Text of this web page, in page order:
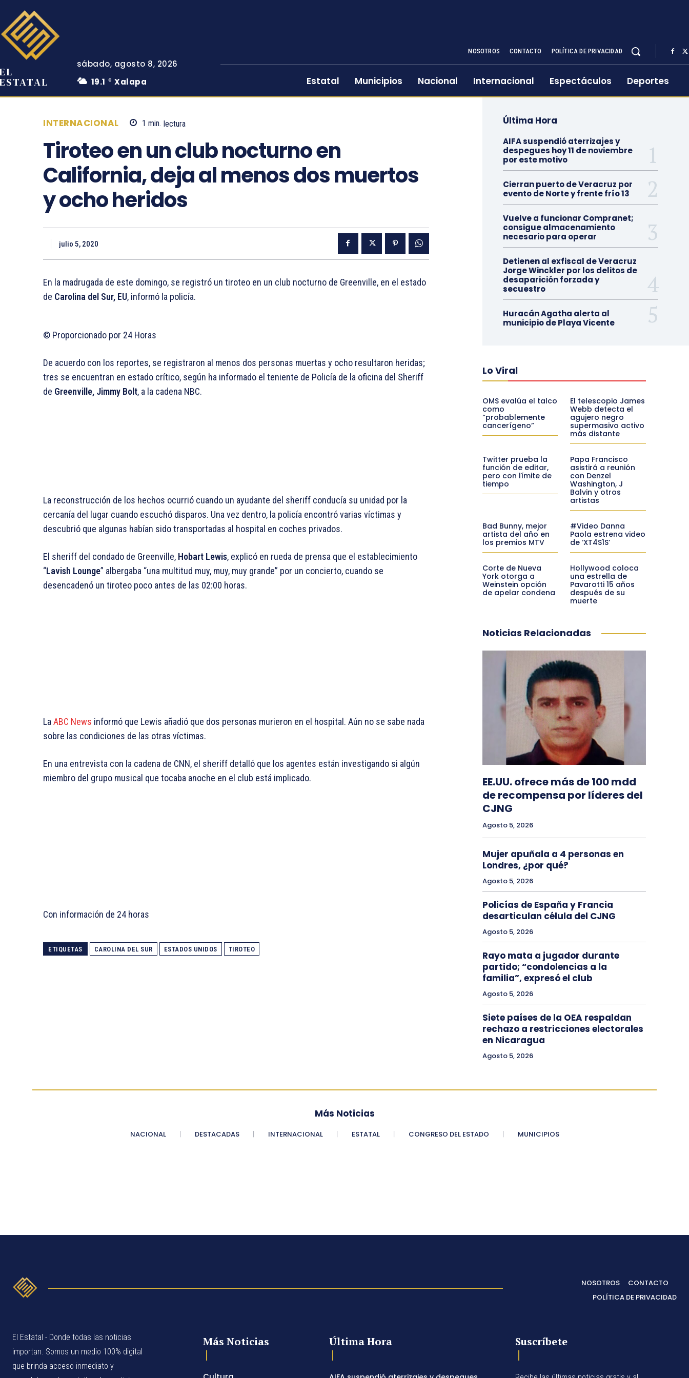
EL
ESTATAL
sábado, agosto 8, 2026
19.1
C Xalapa
NOSOTROS CONTACTO POLÍTICA DE PRIVACIDAD
Estatal Municipios Nacional Internacional Espectáculos Deportes
INTERNACIONAL 1 min. lectura
Tiroteo en un club nocturno en
California, deja al menos dos muertos
y ocho heridos
julio 5, 2020
En la madrugada de este domingo, se registró un tiroteo en un club nocturno de Greenville, en el estado
de Carolina del Sur, EU, informó la policía.
© Proporcionado por 24 Horas
De acuerdo con los reportes, se registraron al menos dos personas muertas y ocho resultaron heridas;
tres se encuentran en estado crítico, según ha informado el teniente de Policía de la oficina del Sheriff
de Greenville, Jimmy Bolt, a la cadena NBC.
La reconstrucción de los hechos ocurrió cuando un ayudante del sheriff conducía su unidad por la
cercanía del lugar cuando escuchó disparos. Una vez dentro, la policía encontró varias víctimas y
descubrió que algunas habían sido transportadas al hospital en coches privados.
El sheriff del condado de Greenville, Hobart Lewis, explicó en rueda de prensa que el establecimiento
“Lavish Lounge” albergaba “una multitud muy, muy, muy grande” por un concierto, cuando se
desencadenó un tiroteo poco antes de las 02:00 horas.
La ABC News informó que Lewis añadió que dos personas murieron en el hospital. Aún no se sabe nada
sobre las condiciones de las otras víctimas.
En una entrevista con la cadena de CNN, el sheriff detalló que los agentes están investigando si algún
miembro del grupo musical que tocaba anoche en el club está implicado.
Con información de 24 horas
ETIQUETAS CAROLINA DEL SUR ESTADOS UNIDOS TIROTEO
Última Hora
AIFA suspendió aterrizajes y
despegues hoy 11 de noviembre
por este motivo
Cierran puerto de Veracruz por
evento de Norte y frente frío 13
Vuelve a funcionar Compranet;
consigue almacenamiento
necesario para operar
Detienen al exfiscal de Veracruz
Jorge Winckler por los delitos de
desaparición forzada y
secuestro
Huracán Agatha alerta al
municipio de Playa Vicente
Lo Viral
OMS evalúa el talco
como
“probablemente
cancerígeno”
El telescopio James
Webb detecta el
agujero negro
supermasivo activo
más distante
Twitter prueba la
función de editar,
pero con límite de
tiempo
Papa Francisco
asistirá a reunión
con Denzel
Washington, J
Balvin y otros
artistas
Bad Bunny, mejor
artista del año en
los premios MTV
#Video Danna
Paola estrena video
de ‘XT4S1S’
Corte de Nueva
York otorga a
Weinstein opción
de apelar condena
Hollywood coloca
una estrella de
Pavarotti 15 años
después de su
muerte
Noticias Relacionadas
EE.UU. ofrece más de 100 mdd
de recompensa por líderes del
CJNG
Agosto 5, 2026
Mujer apuñala a 4 personas en
Londres, ¿por qué?
Agosto 5, 2026
Policías de España y Francia
desarticulan célula del CJNG
Agosto 5, 2026
Rayo mata a jugador durante
partido; “condolencias a la
familia”, expresó el club
Agosto 5, 2026
Siete países de la OEA respaldan
rechazo a restricciones electorales
en Nicaragua
Agosto 5, 2026
Más Noticias
NACIONAL DESTACADAS INTERNACIONAL ESTATAL CONGRESO DEL ESTADO MUNICIPIOS
NOSOTROS
CONTACTO
POLÍTICA DE PRIVACIDAD
El Estatal - Donde todas las noticias
importan. Somos un medio 100% digital
que brinda acceso inmediato y
Más Noticias Última Hora Suscríbete